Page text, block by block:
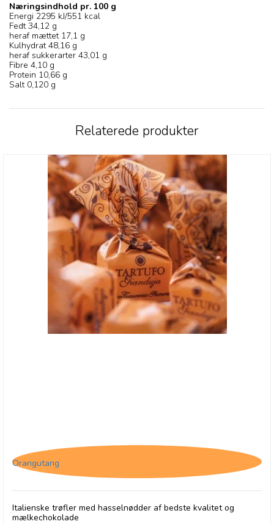
Næringsindhold pr. 100 g
Energi 2295 kJ/551 kcal
Fedt 34,12 g
heraf mættet 17,1 g
Kulhydrat 48,16 g
heraf sukkerarter 43,01 g
Fibre 4,10 g
Protein 10,66 g
Salt 0,120 g
Relaterede produkter
Orangutang
Italienske trøfler med hasselnødder af bedste kvalitet og
mælkechokolade